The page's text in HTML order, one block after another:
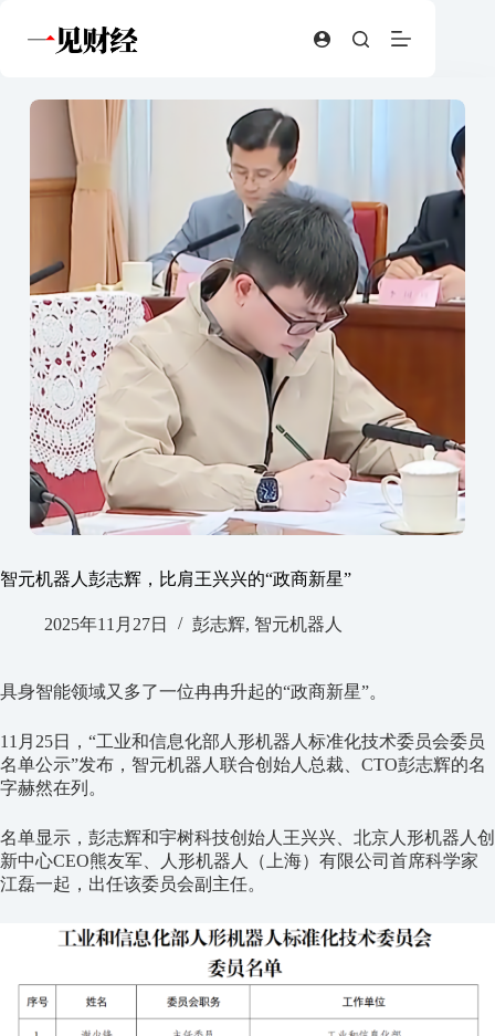
智元机器人彭志辉，比肩王兴兴的“政商新星”
2025年11月27日 彭志辉, 智元机器人
具身智能领域又多了一位冉冉升起的“政商新星”。
11 月 25日，“工业和信息化部人形机器人标准化技术委员会委员
名单公示”发布，智元机器人联合创始人总裁、 CTO彭志辉的名
字赫然在列。
名单显示，彭志辉和宇树科技创始人王兴兴、北京人形机器人创
新中心CEO熊友军、人形机器人（上海）有限公司首席科学家
江磊一起，出任该委员会副主任。